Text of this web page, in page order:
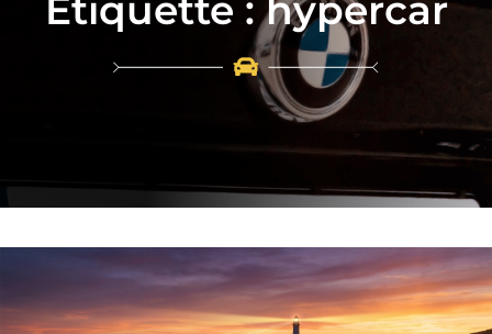
Étiquette :hypercar